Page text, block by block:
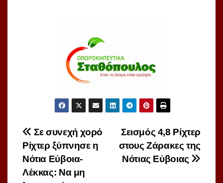
Πλοήγηση
άρθρων
Σεισμός 4,8 Ρίχτερ
στους Ζάρακες της
Νότιας Εύβοιας
Σε συνεχή χορό
Ρίχτερ ξύπνησε η
Νότια Εύβοια-
Λέκκας: Να μη